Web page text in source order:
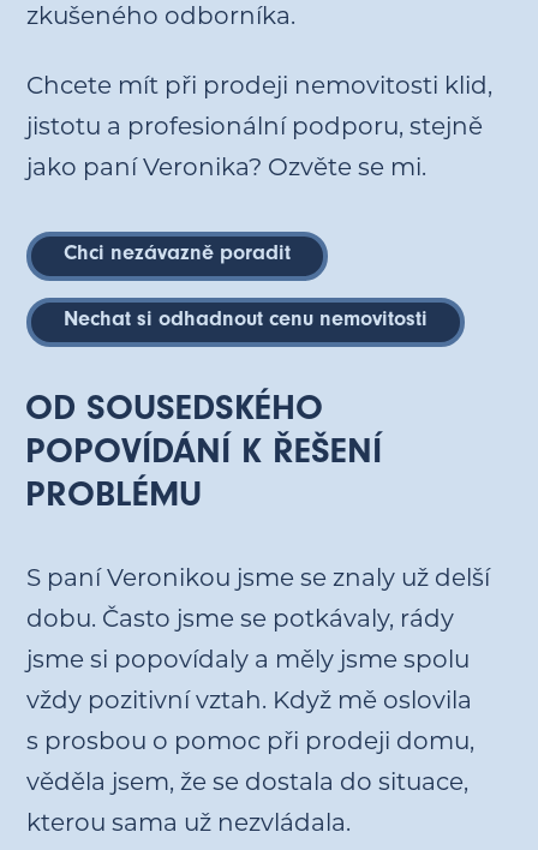
zkušeného odborníka.
Chcete mít při prodeji nemovitosti klid,
jistotu a profesionální podporu, stejně
jako paní Veronika? Ozvěte se mi.
Chci nezávazně poradit
Nechat si odhadnout cenu nemovitosti
OD SOUSEDSKÉHO
POPOVÍDÁNÍ K ŘEŠENÍ
PROBLÉMU
S paní Veronikou jsme se znaly už delší
dobu. Často jsme se potkávaly, rády
jsme si popovídaly a měly jsme spolu
vždy pozitivní vztah. Když mě oslovila
s prosbou o pomoc při prodeji domu,
věděla jsem, že se dostala do situace,
kterou sama už nezvládala.